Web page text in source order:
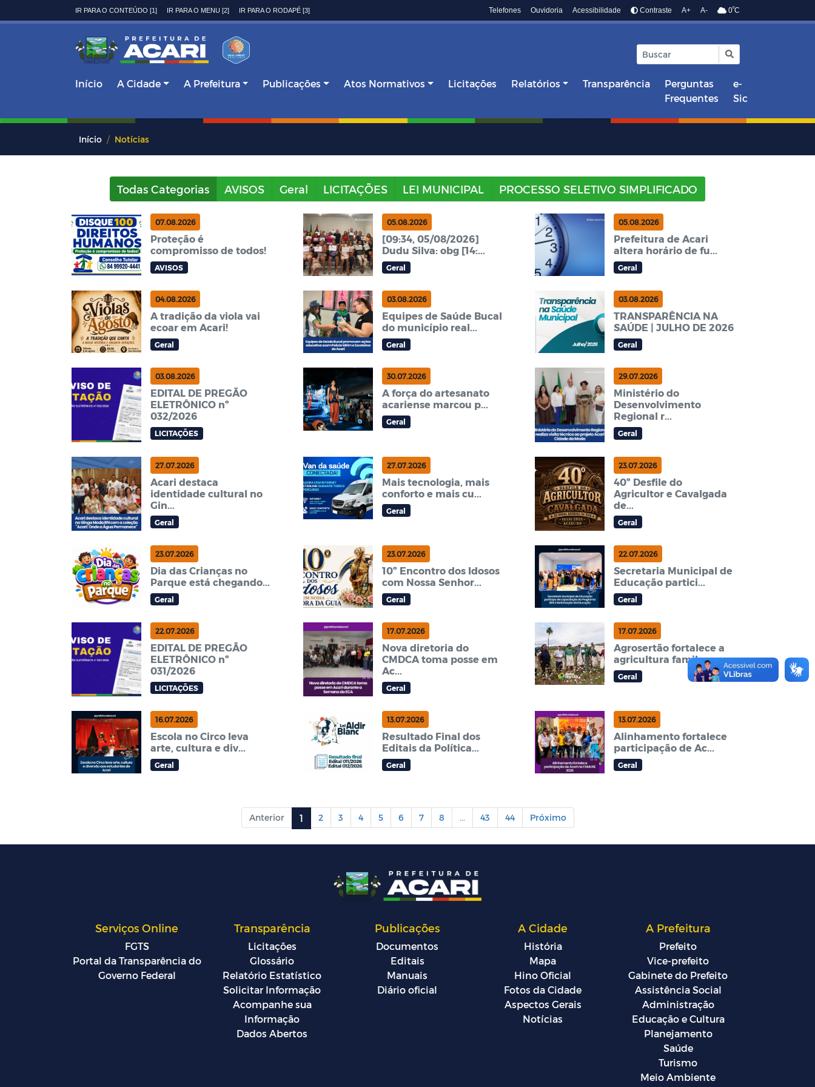
IR PARA O CONTEÚDO [1] IR PARA O MENU [2] IR PARA O RODAPÉ [3] Telefones Ouvidoria Acessibilidade Contraste A+ A- 0ºC
Início A Cidade A Prefeitura Publicações Atos Normativos Licitações Relatórios Transparência
Perguntas
Frequentes
e-
Sic
Início Notícias
Todas Categorias AVISOS Geral LICITAÇÕES LEI MUNICIPAL PROCESSO SELETIVO SIMPLIFICADO
07.08.2026
Proteção é
compromisso de todos!
AVISOS
05.08.2026
[09:34, 05/08/2026]
Dudu Silva: obg [14:...
Geral
05.08.2026
Prefeitura de Acari
altera horário de fu...
Geral
04.08.2026
A tradição da viola vai
ecoar em Acari!
Geral
03.08.2026
Equipes de Saúde Bucal
do município real...
Geral
03.08.2026
TRANSPARÊNCIA NA
SAÚDE | JULHO DE 2026
Geral
03.08.2026
EDITAL DE PREGÃO
ELETRÔNICO nº
032/2026
LICITAÇÕES
30.07.2026
A força do artesanato
acariense marcou p...
Geral
29.07.2026
Ministério do
Desenvolvimento
Regional r...
Geral
27.07.2026
Acari destaca
identidade cultural no
Gin...
Geral
27.07.2026
Mais tecnologia, mais
conforto e mais cu...
Geral
23.07.2026
40º Desfile do
Agricultor e Cavalgada
de...
Geral
23.07.2026
Dia das Crianças no
Parque está chegando...
Geral
23.07.2026
10º Encontro dos Idosos
com Nossa Senhor...
Geral
22.07.2026
Secretaria Municipal de
Educação partici...
Geral
22.07.2026
EDITAL DE PREGÃO
ELETRÔNICO nº
031/2026
LICITAÇÕES
17.07.2026
Nova diretoria do
CMDCA toma posse em
Ac...
Geral
17.07.2026
Agrosertão fortalece a
agricultura famil...
Geral
16.07.2026
Escola no Circo leva
arte, cultura e div...
Geral
13.07.2026
Resultado Final dos
Editais da Política...
Geral
13.07.2026
Alinhamento fortalece
participação de Ac...
Geral
Anterior 1 2 3 4 5 6 7 8 ... 43 44 Próximo
Serviços Online
FGTS
Portal da Transparência do
Governo Federal
Transparência
Licitações
Glossário
Relatório Estatístico
Solicitar Informação
Acompanhe sua
Informação
Dados Abertos
Publicações
Documentos
Editais
Manuais
Diário oficial
A Cidade
História
Mapa
Hino Oficial
Fotos da Cidade
Aspectos Gerais
Notícias
A Prefeitura
Prefeito
Vice-prefeito
Gabinete do Prefeito
Assistência Social
Administração
Educação e Cultura
Planejamento
Saúde
Turismo
Meio Ambiente